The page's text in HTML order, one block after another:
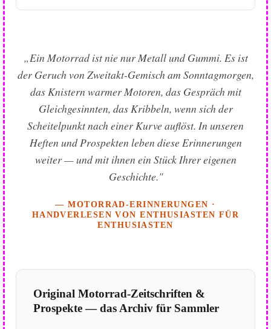
„Ein Motorrad ist nie nur Metall und Gummi. Es ist
der Geruch von Zweitakt-Gemisch am Sonntagmorgen,
das Knistern warmer Motoren, das Gespräch mit
Gleichgesinnten, das Kribbeln, wenn sich der
Scheitelpunkt nach einer Kurve auflöst. In unseren
Heften und Prospekten leben diese Erinnerungen
weiter — und mit ihnen ein Stück Ihrer eigenen
Geschichte."
— MOTORRAD-ERINNERUNGEN ·
HANDVERLESEN VON ENTHUSIASTEN FÜR
ENTHUSIASTEN
Original Motorrad-Zeitschriften &
Prospekte — das Archiv für Sammler